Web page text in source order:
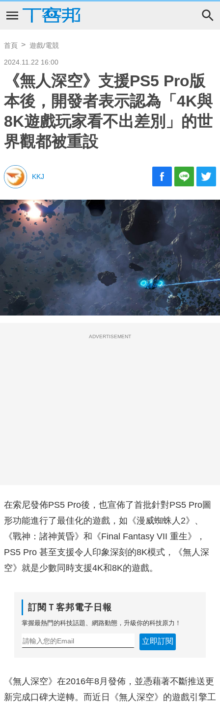
首頁 遊戲/電競
2024.11.22 16:00
《無人深空》支援PS5 Pro版
本後，開發者表示認為「4K與
8K遊戲玩家看不出差別」的世
界觀都被重設
KKJ
ADVERTISEMENT
在索尼發佈PS5 Pro後，也宣佈了首批針對PS5 Pro圖
形功能進行了最佳化的遊戲，如《漫威蜘蛛人2》、
《戰神：諸神黃昏》和《Final Fantasy VII 重生》，
PS5 Pro 甚至支援令人印象深刻的8K模式，《無人深
空》就是少數同時支援4K和8K的遊戲。
訂閱Ｔ客邦電子日報
掌握最熱門的科技話題、網路動態，升級你的科技原力！
立即訂閱
《無人深空》在2016年8月發佈，並憑藉著不斷推送更
新完成口碑大逆轉。而近日《無人深空》的遊戲引擎工